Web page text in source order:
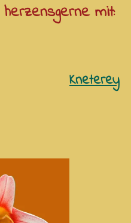
mit:
Kneterey